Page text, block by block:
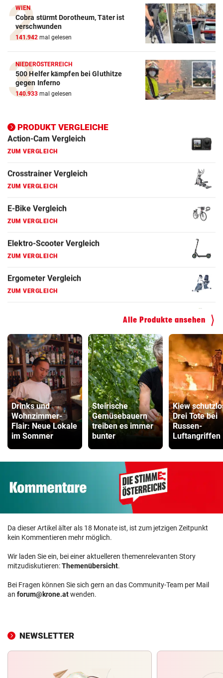
WIEN
Cobra stürmt Dorotheum, Täter ist
verschwunden
141.942 mal gelesen
NIEDERÖSTERREICH
500 Helfer kämpfen bei Gluthitze
gegen Inferno
140.933 mal gelesen
PRODUKT VERGLEICHE
Action-Cam Vergleich
ZUM VERGLEICH
Crosstrainer Vergleich
ZUM VERGLEICH
E-Bike Vergleich
ZUM VERGLEICH
ZUM VERGLEICH
Ergometer Vergleich
Fahrrad Test
Fahrradanhänger Vergleich
Faszienrolle Vergleich
Hoverboard Vergleich
ZUM VERGLEICH
Alle Produkte ansehen
Drinks und
Wohnzimmer-
Flair: Neue Lokale
im Sommer
Steirische
Gemüsebauern
treiben es immer
bunter
Kiew
Drei Tote bei
Russen-
Luftangriffen
Da dieser Artikel älter als 18 Monate ist, ist zum jetzigen Zeitpunkt
kein Kommentieren mehr möglich.
Wir laden Sie ein, bei einer aktuelleren themenrelevanten Story
mitzudiskutieren:Themenübersicht.
Bei Fragen können Sie sich gern an das Community-Team per Mail
an forum@krone.atwenden.
NEWSLETTER